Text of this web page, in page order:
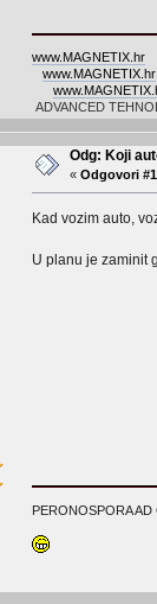
www.MAGNETIX.hr
www.MAGNETIX.hr
ADVANCED
Odg: Koji
«Odgovori
Kad vozim auto,
U planu je zaminit
PERONOSPORA AD